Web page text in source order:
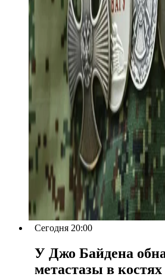
Сегодня 20:00
У Джо Байдена
метастазы в костях